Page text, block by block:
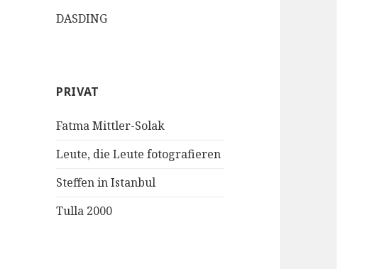
DASDING
PRIVAT
Fatma Mittler-Solak
Leute, die Leute fotografieren
Steffen in Istanbul
Tulla 2000